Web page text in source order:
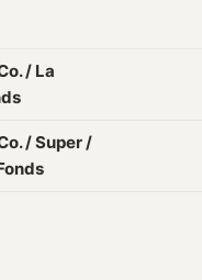
/ La
/ Super /